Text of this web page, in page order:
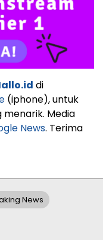
di
(iphone), untuk
Media
News. Terima
News